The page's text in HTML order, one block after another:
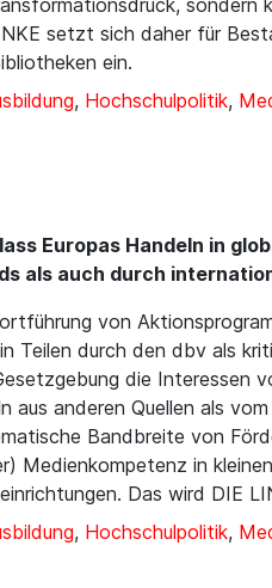
setzt sich daher für
ein.
, Hochschulpolitik,
Europas Handeln in
als auch durch
von
Teilen durch den dbv als
die Interessen
aus anderen Quellen als
Bandbreite von
Medienkompetenz in
Das wird DIE
, Hochschulpolitik,